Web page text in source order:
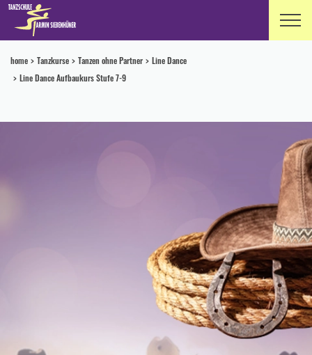
home Tanzkurse Tanzen ohne Partner
Line Dance
Line Dance Aufbaukurs Stufe 7-9